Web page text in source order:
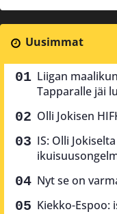
Uusimmat
Liigan
Tapparalle jäi
Olli Jokisen
IS: Olli
Nyt se on
Kiekko-Espoo: